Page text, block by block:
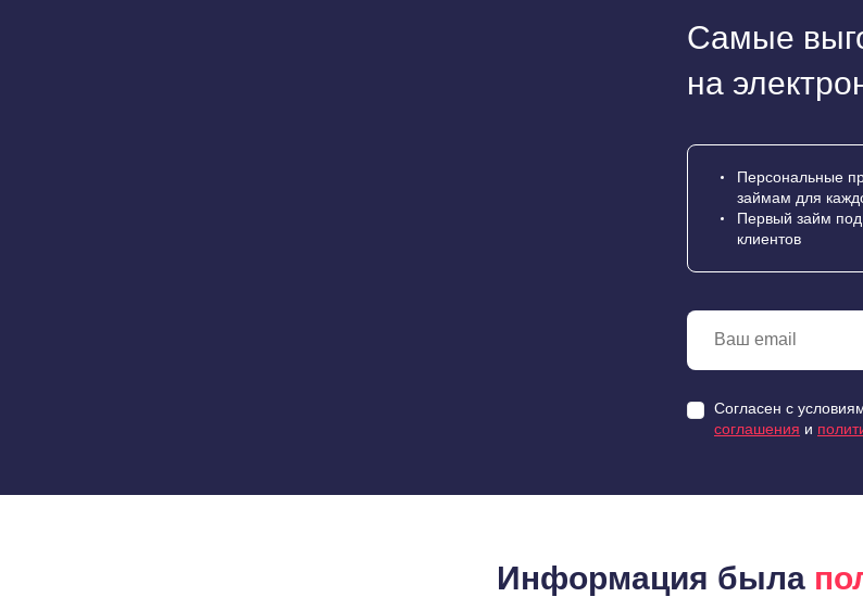
Самые
на
Персональные
займам для
Первый займ
клиентов
Согласен с
соглашения и
Информация была